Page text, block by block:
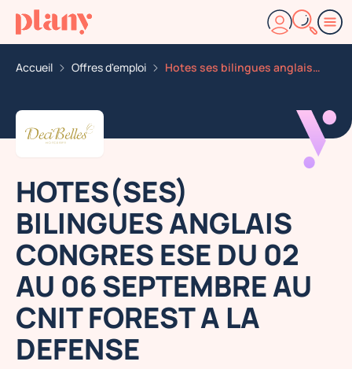
Accueil Offres d'emploi Hotes ses bilingues anglais congres ese du 02 au 06 se
HOTES(SES)
BILINGUES ANGLAIS
CONGRES ESE DU 02
AU 06 SEPTEMBRE AU
CNIT FOREST A LA
DEFENSE